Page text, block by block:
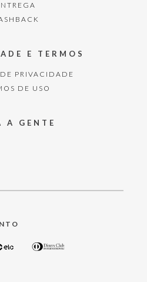
E TERMOS
PRIVACIDADE
DE USO
A GENTE